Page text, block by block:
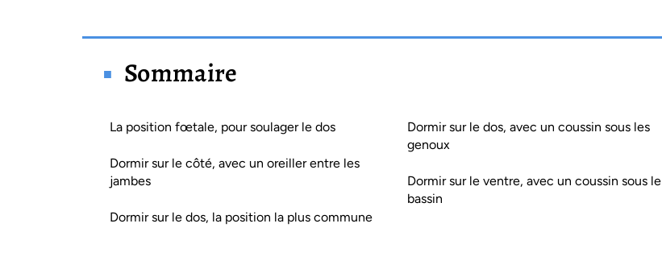
Sommaire
La position fœtale, pour soulager le dos
Dormir sur le côté, avec un oreiller entre les
jambes
Dormir sur le dos, la position la plus commune
Dormir sur le dos, avec un coussin sous les
genoux
Dormir sur le ventre, avec un coussin sous le
bassin